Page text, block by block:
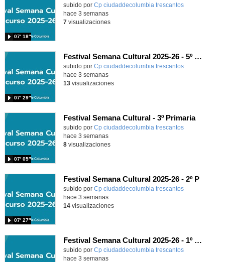
subido por Cp ciudaddecolumbia trescantos
07′ 18″
-
hace 3 semanas
7visualizaciones
Festival Semana Cultural 2025-26 - 5º de Primaria
subido por Cp ciudaddecolumbia trescantos
07′ 29″
-
hace 3 semanas
13visualizaciones
Festival Semana Cultural - 3º Primaria
subido por Cp ciudaddecolumbia trescantos
07′ 05″
-
hace 3 semanas
8visualizaciones
Festival Semana Cultural 2025-26 - 2º P
subido por Cp ciudaddecolumbia trescantos
07′ 27″
-
hace 3 semanas
14visualizaciones
Festival Semana Cultural 2025-26 - 1º Primaria
subido por Cp ciudaddecolumbia trescantos-
hace 3 semanas